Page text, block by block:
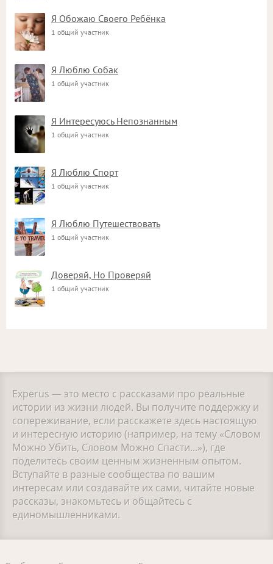
Я Обожаю Своего Ребёнка
1 общий участник
Я Люблю Собак
1 общий участник
Я Интересуюсь Непознанным
1 общий участник
Я Люблю Спорт
1 общий участник
Я Люблю Путешествовать
1 общий участник
Доверяй, Но Проверяй
1 общий участник
Experus — это место с рассказами про реальные
истории из жизни людей. Вы получите поддержку и
сопереживание, если расскажете здесь настоящую
и интересную историю (например, на тему «Словом
Можно Убить, Словом Можно Спасти...»), где
поделитесь своим ценным жизненным опытом.
Вступайте в разные сообщества по вашим
интересам или создавайте их сами, читайте новые
рассказы, знакомьтесь и общайтесь с
единомышленниками.